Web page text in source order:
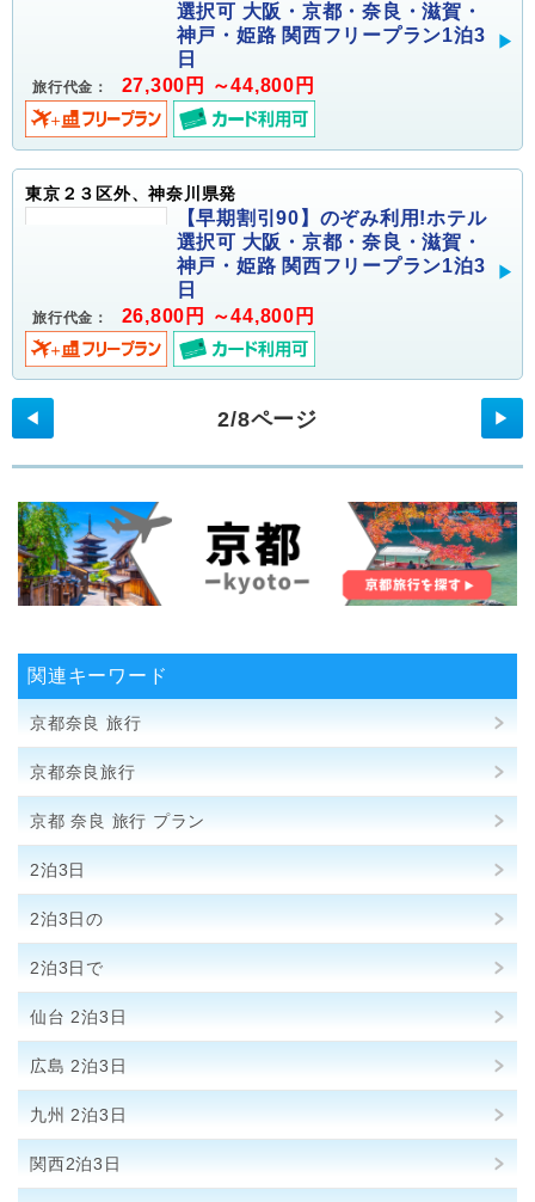
選択可 大阪・京都・奈良・滋賀・
神戸・姫路 関西フリープラン1泊3
日
旅行代金： 27,300円 ～44,800円
東京２３区外、神奈川県発
【早期割引90】のぞみ利用!ホテル
選択可 大阪・京都・奈良・滋賀・
神戸・姫路 関西フリープラン1泊3
日
旅行代金： 26,800円 ～44,800円
2/8ページ
◀ ▶
関連キーワード
京都奈良 旅行
京都奈良旅行
京都 奈良 旅行 プラン
2泊3日
2泊3日の
2泊3日で
仙台 2泊3日
広島 2泊3日
九州 2泊3日
関西2泊3日